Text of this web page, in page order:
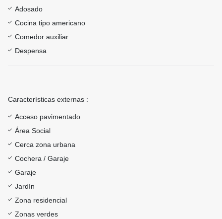
Adosado
Cocina tipo americano
Comedor auxiliar
Despensa
Características externas :
Acceso pavimentado
Área Social
Cerca zona urbana
Cochera / Garaje
Garaje
Jardín
Zona residencial
Zonas verdes